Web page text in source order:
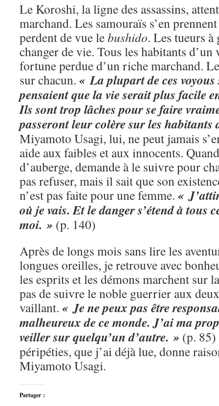
Le Koroshi, la ligne des assassins,
marchand. Les samouraïs s’en
perdent de vue lebushido. Les tueurs à
changer de vie. Tous les habitants
fortune perdue d’un riche marchand.
sur chacun. « La plupart de ces
pensaient que la vie serait plus facile
Ils sont trop lâches pour se faire
passeront leur colère sur les habitants
Miyamoto Usagi, lui, ne peut jamais
aide aux faibles et aux innocents.
d’auberge, demande à le suivre pour
pas refuser, mais il sait que son
n’est pas faite pour une femme. «
où je vais. Et le danger s’étend à tous
moi. » (p. 140)
Après de longs mois sans lire les
longues oreilles, je retrouve avec
les esprits et les démons marchent sur
pas de suivre le noble guerrier aux
vaillant. « Je ne peux pas être
malheureux de ce monde. J’ai ma
veiller sur quelqu’un d’autre. » (p. 85)
péripéties, que j’ai déjà lue, donne
Miyamoto Usagi.
Partager :